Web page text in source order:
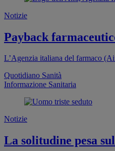
Notizie
Payback
L’Agenzia italiana del farmaco
Quotidiano Sanità
Informazione Sanitaria
Notizie
La solitudine pesa